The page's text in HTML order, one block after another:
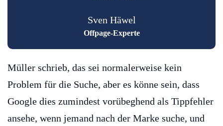
Sven Häwel
Offpage-Experte
Müller schrieb, das sei normalerweise kein
Problem für die Suche, aber es könne sein, dass
Google dies zumindest vorübeghend als Tippfehler
ansehe, wenn jemand nach der Marke suche, und